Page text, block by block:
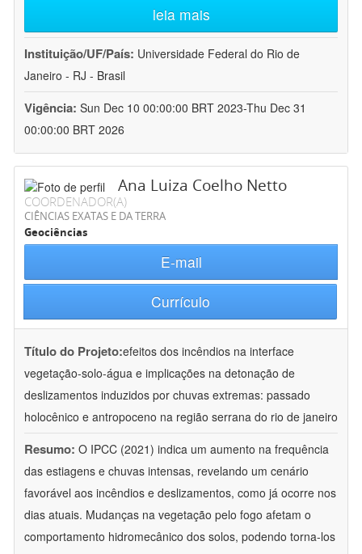
leia mais
Instituição/UF/País: Universidade Federal do Rio de
Janeiro - RJ - Brasil
Vigência: Sun Dec 10 00:00:00 BRT 2023-Thu Dec 31
00:00:00 BRT 2026
Ana Luiza Coelho Netto
COORDENADOR(A)
CIÊNCIAS EXATAS E DA TERRA
Geociências
E-mail
Currículo
Título do Projeto:efeitos dos incêndios na interface
vegetação-solo-água e implicações na detonação de
deslizamentos induzidos por chuvas extremas: passado
holocênico e antropoceno na região serrana do rio de janeiro
Resumo: O IPCC (2021) indica um aumento na frequência
das estiagens e chuvas intensas, revelando um cenário
favorável aos incêndios e deslizamentos, como já ocorre nos
dias atuais. Mudanças na vegetação pelo fogo afetam o
comportamento hidromecânico dos solos, podendo torna-los